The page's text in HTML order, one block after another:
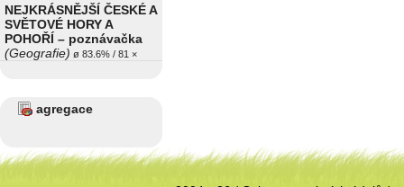
NEJKRÁSNĚJŠÍ ČESKÉ A
SVĚTOVÉ HORY A
POHOŘÍ – poznávačka
(Geografie) ø 83.6% / 81 ×
agregace